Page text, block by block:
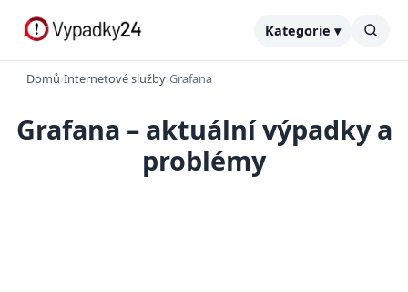
Kategorie ▾
Domů›Internetové služby›Grafana
Grafana – aktuální výpadky a
problémy